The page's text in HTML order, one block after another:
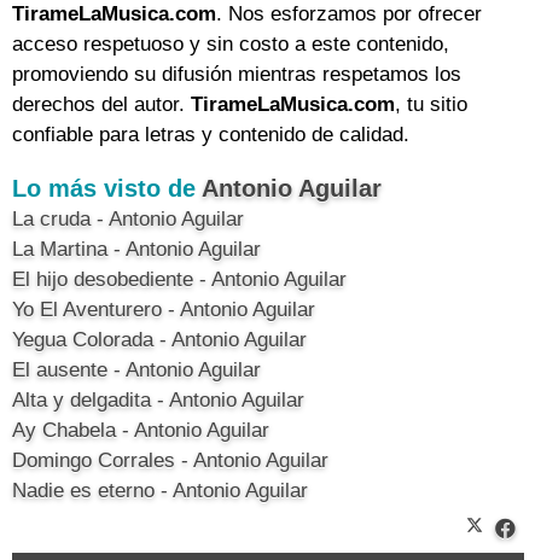
TirameLaMusica.com. Nos esforzamos por ofrecer
acceso respetuoso y sin costo a este contenido,
promoviendo su difusión mientras respetamos los
derechos del autor. TirameLaMusica.com, tu sitio
confiable para letras y contenido de calidad.
Lo más visto de Antonio Aguilar
La cruda - Antonio Aguilar
La Martina - Antonio Aguilar
El hijo desobediente - Antonio Aguilar
Yo El Aventurero - Antonio Aguilar
Yegua Colorada - Antonio Aguilar
El ausente - Antonio Aguilar
Alta y delgadita - Antonio Aguilar
Ay Chabela - Antonio Aguilar
Domingo Corrales - Antonio Aguilar
Nadie es eterno - Antonio Aguilar